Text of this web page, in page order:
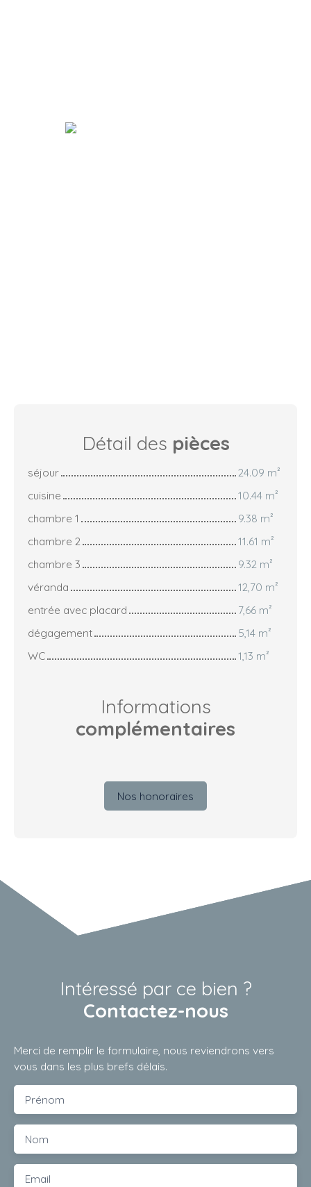
Détail des pièces
séjour
24.09 m²
cuisine
10.44 m²
chambre 1
9.38 m²
chambre 2
11.61 m²
chambre 3
9.32 m²
véranda
12,70 m²
entrée avec placard
7,66 m²
dégagement
5,14 m²
WC
1,13 m²
Informations
complémentaires
Nos honoraires
Intéressé par ce bien ?
Contactez-nous
Merci de remplir le formulaire, nous reviendrons vers
vous dans les plus brefs délais.
Prénom
Nom
Email